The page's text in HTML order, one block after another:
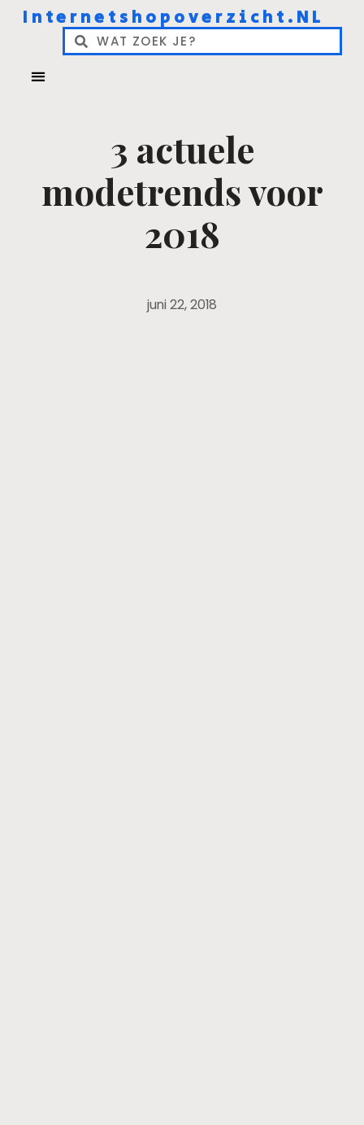
Internetshopoverzicht.NL
3 actuele
modetrends voor
2018
juni 22, 2018